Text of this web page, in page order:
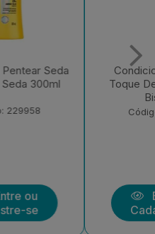
Condicionador Seda
Toque De Seda 250ml
Cadastre-se